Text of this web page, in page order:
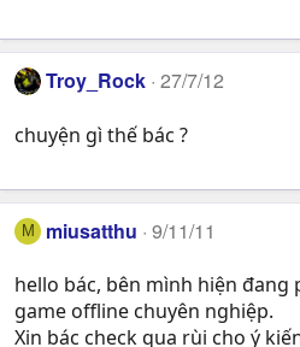
Troy_Rock 27/7/12
chuyện gì thế bác ?
M miusatthu 9/11/11
hello bác, bên mình hiện đang
game offline chuyên nghiệp.
Xin bác check qua rùi cho ý